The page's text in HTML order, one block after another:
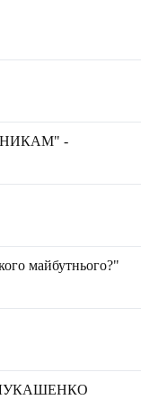
-
майбутнього?"
ЛУКАШЕНКО